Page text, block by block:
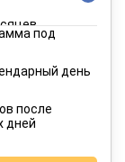
249 руб.
под
день
после
дней